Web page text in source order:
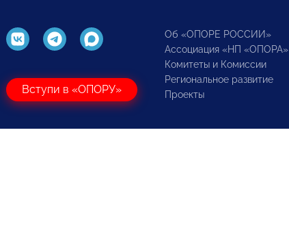
Вступи в «ОПОРУ»
Об «ОПОРЕ РОССИИ»
Ассоциация «НП «ОПОРА»
Комитеты и Комиссии
Региональное развитие
Проекты